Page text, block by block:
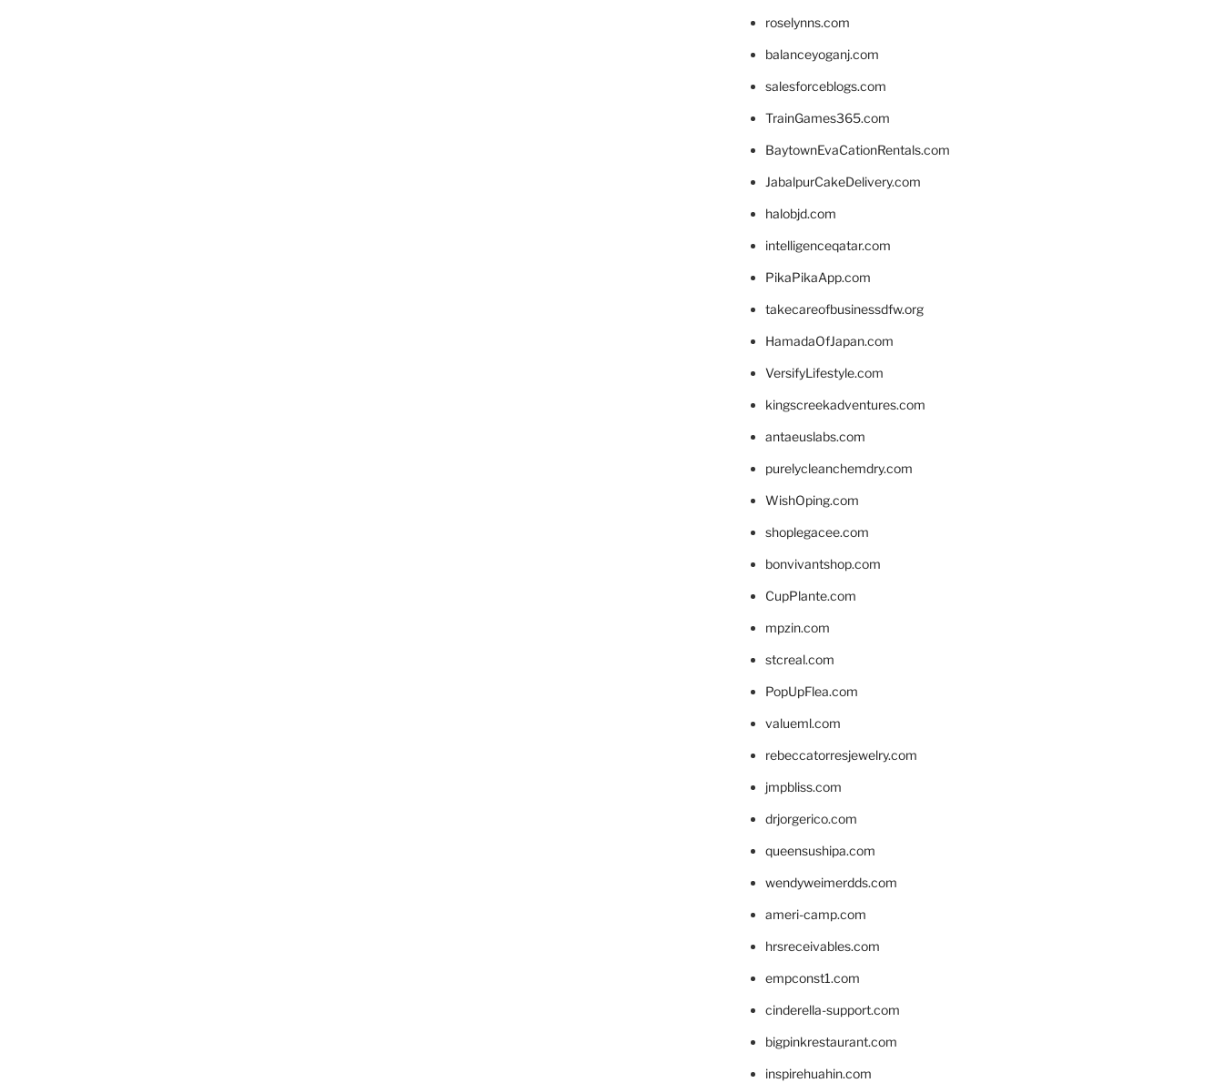
roselynns.com
balanceyoganj.com
salesforceblogs.com
TrainGames365.com
BaytownEvaCationRentals.com
JabalpurCakeDelivery.com
halobjd.com
intelligenceqatar.com
PikaPikaApp.com
takecareofbusinessdfw.org
HamadaOfJapan.com
VersifyLifestyle.com
kingscreekadventures.com
antaeuslabs.com
purelycleanchemdry.com
WishOping.com
shoplegacee.com
bonvivantshop.com
CupPlante.com
mpzin.com
stcreal.com
PopUpFlea.com
valueml.com
rebeccatorresjewelry.com
jmpbliss.com
drjorgerico.com
queensushipa.com
wendyweimerdds.com
ameri-camp.com
hrsreceivables.com
empconst1.com
cinderella-support.com
bigpinkrestaurant.com
inspirehuahin.com